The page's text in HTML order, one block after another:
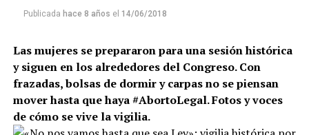
Publicada hace 8 años el 14/06/2018
Las mujeres se prepararon para una sesión histórica
y siguen en los alrededores del Congreso. Con
frazadas, bolsas de dormir y carpas no se piensan
mover hasta que haya #AbortoLegal. Fotos y voces
de cómo se vive la vigilia.